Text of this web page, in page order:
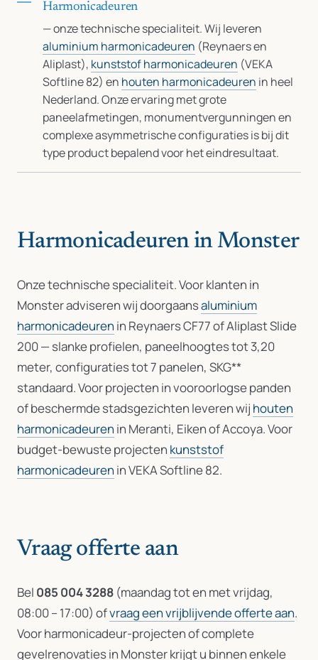
Harmonicadeuren
— onze technische specialiteit. Wij leveren
aluminium harmonicadeuren (Reynaers en
Aliplast), kunststof harmonicadeuren (VEKA
Softline 82) en houten harmonicadeuren in heel
Nederland. Onze ervaring met grote
paneelafmetingen, monumentvergunningen en
complexe asymmetrische configuraties is bij dit
type product bepalend voor het eindresultaat.
Harmonicadeuren in Monster
Onze technische specialiteit. Voor klanten in
Monster adviseren wij doorgaansaluminium
harmonicadeuren in Reynaers CF77 of Aliplast Slide
200 — slanke profielen, paneelhoogtes tot 3,20
meter, configuraties tot 7 panelen, SKG**
standaard. Voor projecten in vooroorlogse panden
of beschermde stadsgezichten leveren wij houten
harmonicadeuren in Meranti, Eiken of Accoya. Voor
budget-bewuste projecten kunststof
harmonicadeuren in VEKA Softline 82.
Vraag offerte aan
Bel 085 004 3288 (maandag tot en met vrijdag,
08:00 – 17:00) ofvraag een vrijblijvende offerte aan.
Voor harmonicadeur-projecten of complete
gevelrenovaties in Monster krijgt u binnen enkele